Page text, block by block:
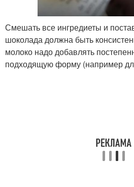
Смешать все ингредиеты и
шоколада должна быть
молоко надо добавлять
подходящую форму (например